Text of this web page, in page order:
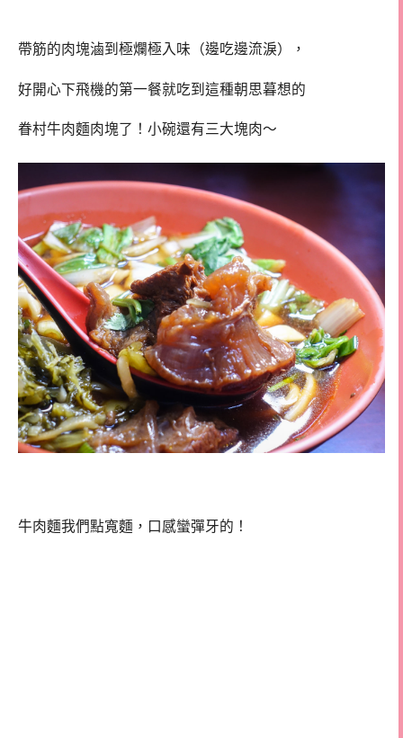
帶筋的肉塊滷到極爛極入味（邊吃邊流淚），
好開心下飛機的第一餐就吃到這種朝思暮想的
眷村牛肉麵肉塊了！小碗還有三大塊肉～
牛肉麵我們點寬麵，口感蠻彈牙的！